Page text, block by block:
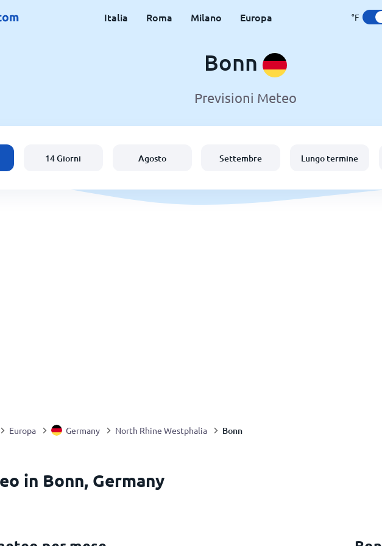
Italia Roma Milano Europa °F
Bonn
Previsioni Meteo
14 Giorni Agosto Settembre Lungo termine
Europa Germany North Rhine Westphalia Bonn
in Bonn, Germany